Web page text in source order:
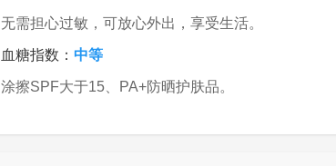
无需担心过敏，可放心外出，享受生活。
血糖指数： 中等
涂擦SPF大于15、PA+防晒护肤品。